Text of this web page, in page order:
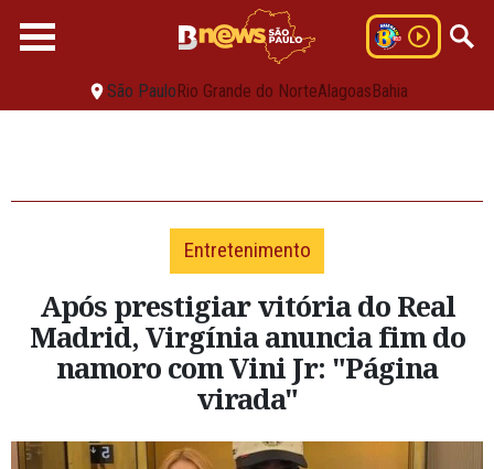
São PauloRio Grande do NorteAlagoasBahia
Entretenimento
Após prestigiar vitória do Real
Madrid, Virgínia anuncia fim do
namoro com Vini Jr: "Página
virada"